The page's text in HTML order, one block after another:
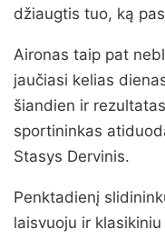
džiaugtis tuo, ką
Aironas taip pat
jaučiasi kelias
šiandien ir
sportininkas
Stasys Dervinis.
Penktadienį
laisvuoju ir